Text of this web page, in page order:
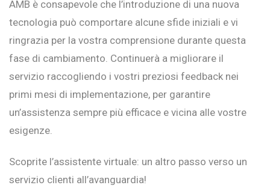
AMB è consapevole che l’introduzione di una nuova
tecnologia può comportare alcune sfide iniziali e vi
ringrazia per la vostra comprensione durante questa
fase di cambiamento. Continuerà a migliorare il
servizio raccogliendo i vostri preziosi feedback nei
primi mesi di implementazione, per garantire
un’assistenza sempre più efficace e vicina alle vostre
esigenze.
Scoprite l’assistente virtuale: un altro passo verso un
servizio clienti all’avanguardia!